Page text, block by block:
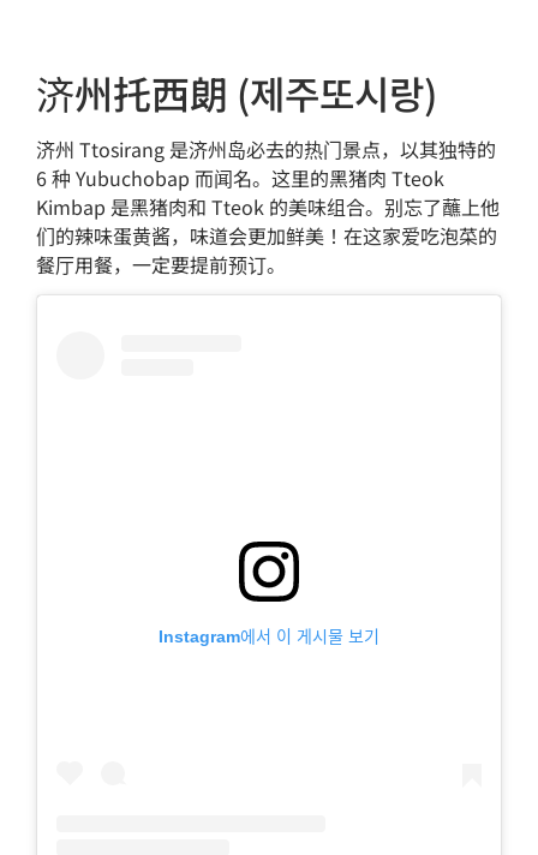
济州托西朗 (제주또시랑)
济州 Ttosirang 是济州岛必去的热门景点，以其独特的
6 种 Yubuchobap 而闻名。这里的黑猪肉 Tteok
Kimbap 是黑猪肉和 Tteok 的美味组合。别忘了蘸上他
们的辣味蛋黄酱，味道会更加鲜美！在这家爱吃泡菜的
餐厅用餐，一定要提前预订。
Instagram에서 이 게시물 보기